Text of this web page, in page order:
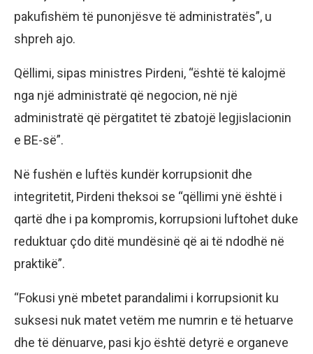
pakufishëm të punonjësve të administratës”, u
shpreh ajo.
Qëllimi, sipas ministres Pirdeni, “është të kalojmë
nga një administratë që negocion, në një
administratë që përgatitet të zbatojë legjislacionin
e BE-së”.
Në fushën e luftës kundër korrupsionit dhe
integritetit, Pirdeni theksoi se “qëllimi ynë është i
qartë dhe i pa kompromis, korrupsioni luftohet duke
reduktuar çdo ditë mundësinë që ai të ndodhë në
praktikë”.
“Fokusi ynë mbetet parandalimi i korrupsionit ku
suksesi nuk matet vetëm me numrin e të hetuarve
dhe të dënuarve, pasi kjo është detyrë e organeve